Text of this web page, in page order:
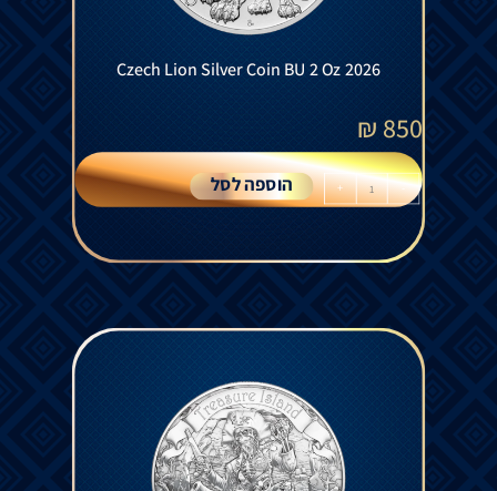
Czech Lion Silver Coin BU 2 Oz 2026
850
₪
-
+ הוספה לסל